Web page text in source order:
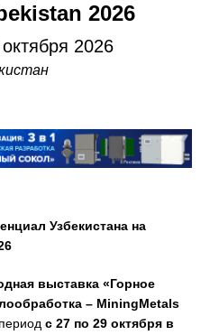
2026
2026
Узбекистана на
выставка «Горное
– MiningMetals
с 27 по 29 октября в